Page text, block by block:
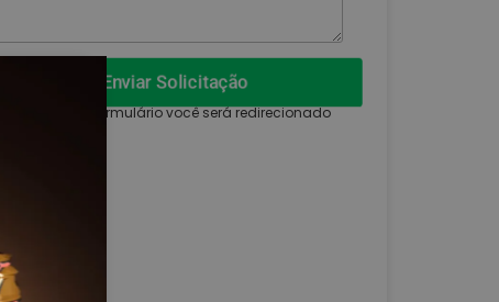
Enviar Solicitação
Ao enviar esse formulário você será redirecionado